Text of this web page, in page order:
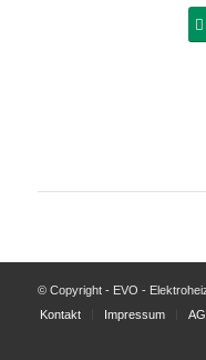
© Copyright - EVO -
Kontakt
Impressum